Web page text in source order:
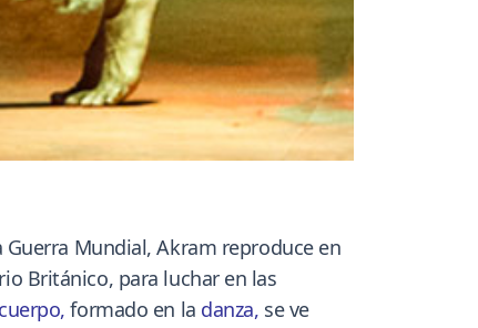
Mundial, Akram reproduce en
Británico, para luchar en las
cuerpo, formado en la danza, se ve